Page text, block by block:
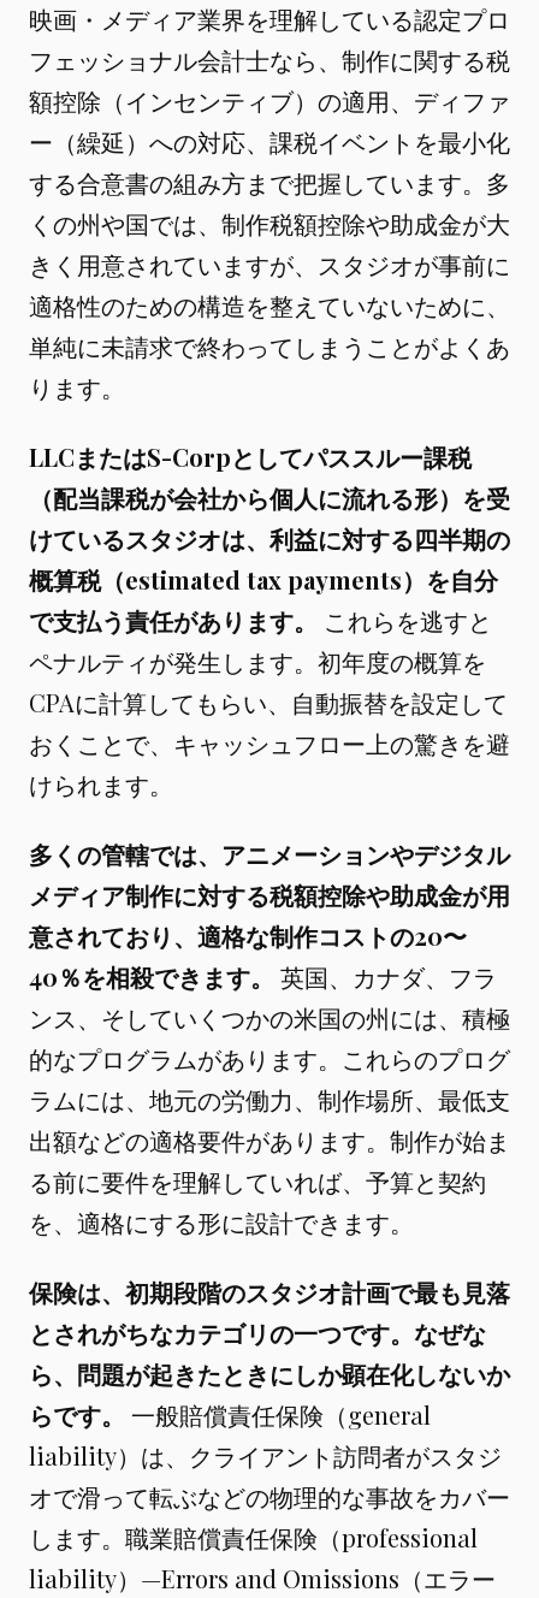
映画・メディア業界を理解している認定プロ
フェッショナル会計士なら、制作に関する税
額控除（インセンティブ）の適用、ディファ
ー（繰延）への対応、課税イベントを最小化
する合意書の組み方まで把握しています。多
くの州や国では、制作税額控除や助成金が大
きく用意されていますが、スタジオが事前に
適格性のための構造を整えていないために、
単純に未請求で終わってしまうことがよくあ
ります。
LLCまたはS-Corpとしてパススルー課税
（配当課税が会社から個人に流れる形）を受
けているスタジオは、利益に対する四半期の
概算税（estimated tax payments）を自分
で支払う責任があります。
これらを逃すと
ペナルティが発生します。初年度の概算を
CPAに計算してもらい、自動振替を設定して
おくことで、キャッシュフロー上の驚きを避
けられます。
多くの管轄では、アニメーションやデジタル
メディア制作に対する税額控除や助成金が用
意されており、適格な制作コストの20〜
40％を相殺できます。
英国、カナダ、フラ
ンス、そしていくつかの米国の州には、積極
的なプログラムがあります。これらのプログ
ラムには、地元の労働力、制作場所、最低支
出額などの適格要件があります。制作が始ま
る前に要件を理解していれば、予算と契約
を、適格にする形に設計できます。
保険は、初期段階のスタジオ計画で最も見落
とされがちなカテゴリの一つです。なぜな
ら、問題が起きたときにしか顕在化しないか
らです。
一般賠償責任保険（general
liability）は、クライアント訪問者がスタジ
オで滑って転ぶなどの物理的な事故をカバー
します。職業賠償責任保険（professional
liability）—Errors and Omissions（エラー